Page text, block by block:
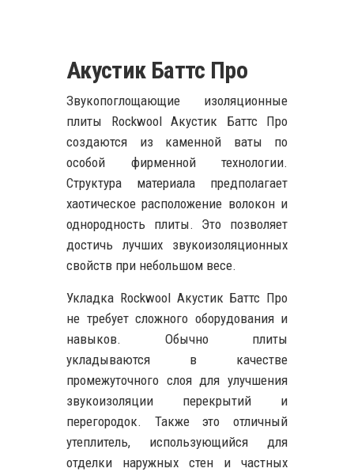
Акустик Баттс Про
Звукопоглощающие изоляционные
плиты Rockwool Акустик Баттс Про
создаются из каменной ваты по
особой фирменной технологии.
Структура материала предполагает
хаотическое расположение волокон и
однородность плиты. Это позволяет
достичь лучших звукоизоляционных
свойств при небольшом весе.
Укладка Rockwool Акустик Баттс Про
не требует сложного оборудования и
навыков. Обычно плиты
укладываются в качестве
промежуточного слоя для улучшения
звукоизоляции перекрытий и
перегородок. Также это отличный
утеплитель, использующийся для
отделки наружных стен и частных